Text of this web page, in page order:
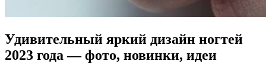
Удивительный яркий дизайн ногтей
2023 года — фото, новинки, идеи